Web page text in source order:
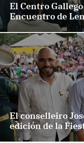
El Centro
Encuentro de
El conselleiro
edición de la